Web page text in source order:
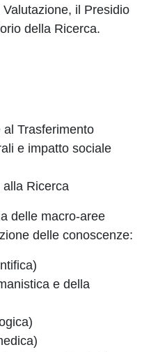
il Presidio
della Ricerca.
Trasferimento
e impatto sociale
Ricerca
delle macro-aree
delle conoscenze:
e della